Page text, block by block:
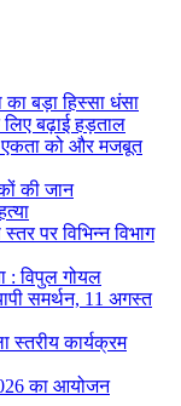
बड़ा हिस्सा धंसा
लिए बढ़ाई हड़ताल
एकता को और मजबूत
की जान
पर विभिन्न विभाग
: विपुल गोयल
समर्थन, 11 अगस्त
स्तरीय कार्यक्रम
का आयोजन